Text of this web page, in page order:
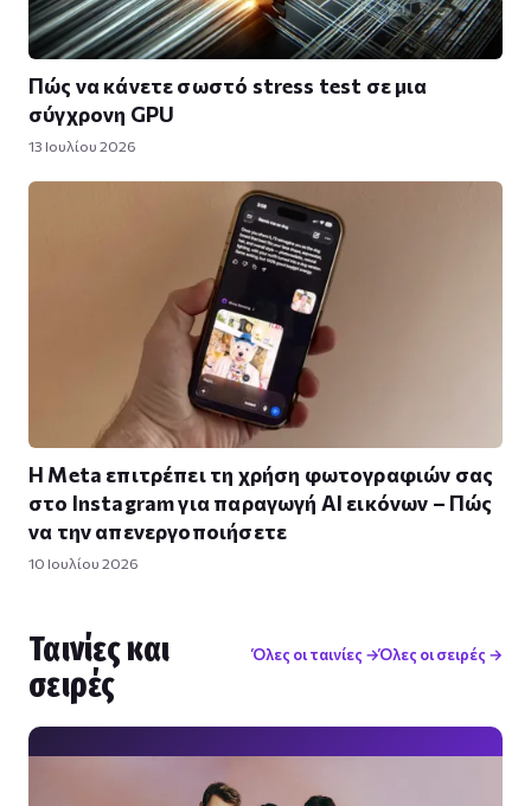
Πώς να κάνετε σωστό stress test σε μια
σύγχρονη GPU
13 Ιουλίου 2026
Η Meta επιτρέπει τη χρήση φωτογραφιών σας
στο Instagram για παραγωγή AI εικόνων – Πώς
να την απενεργοποιήσετε
10 Ιουλίου 2026
Ταινίες και
σειρές
Όλες οι ταινίες →Όλες οι σειρές →